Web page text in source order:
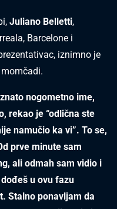
Juliano Belletti,
Barcelone i
iznimno je
nogometno ime,
rekao je “odlična ste
namučio ka vi”. To se,
prve minute sam
ali odmah sam vidio i
u ovu fazu
Stalno ponavljam da